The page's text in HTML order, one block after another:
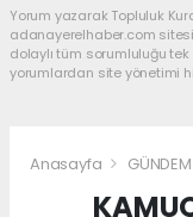
Yorum yazarak Topluluk
adanayerelhaber.com
dolaylı tüm sorumluluğu tek
yorumlardan site yönetimi
Anasayfa GÜNDEM